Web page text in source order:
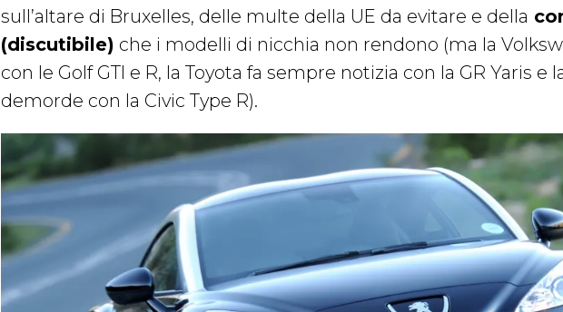
sull’altare di Bruxelles, delle multe della UE da evitare e della
(discutibile) che i modelli di nicchia non rendono (ma la
con le Golf GTI e R, la Toyota fa sempre notizia con la GR Yaris e
demorde con la Civic Type R).